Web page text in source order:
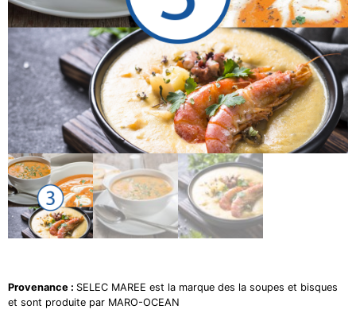
Provenance : SELEC MAREE est la marque des la soupes et bisques
et sont produite par MARO-OCEAN